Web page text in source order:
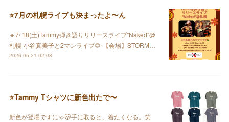
⭐️7月の札幌ライブも決まったよ〜ん
🔸7/ 18(土)Tammy弾き語りリリースライブ"Naked"@
札幌-小谷真美子と2マンライブ🌻-【会場】STORM…
2026.05.21 02:08
⭐️Tammy Tシャツに新色出たで〜
新色が登場ですにゃ😽手に取ると、着たくなる。笑